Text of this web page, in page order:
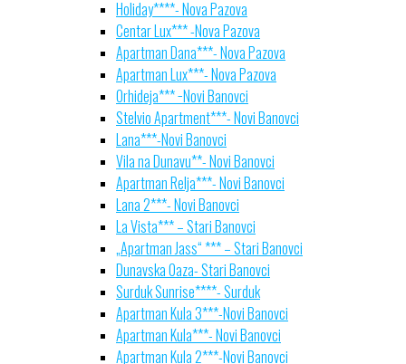
Holiday****- Nova Pazova
Centar Lux*** -Nova Pazova
Apartman Dana***- Nova Pazova
Apartman Lux***- Nova Pazova
Orhideja*** −Novi Banovci
Stelvio Apartment***- Novi Banovci
Lana***-Novi Banovci
Vila na Dunavu**- Novi Banovci
Apartman Relja***- Novi Banovci
Lana 2***- Novi Banovci
La Vista*** – Stari Banovci
„Apartman Jass“ *** – Stari Banovci
Dunavska Oaza- Stari Banovci
Surduk Sunrise****- Surduk
Apartman Kula 3***-Novi Banovci
Apartman Kula***- Novi Banovci
Apartman Kula 2***-Novi Banovci